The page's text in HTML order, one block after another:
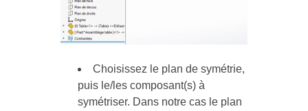
Choisissez le plan de symétrie,
puis le/les composant(s) à
symétriser. Dans notre cas le plan